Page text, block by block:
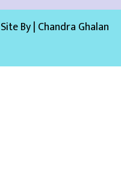
Site By | Chandra Ghalan